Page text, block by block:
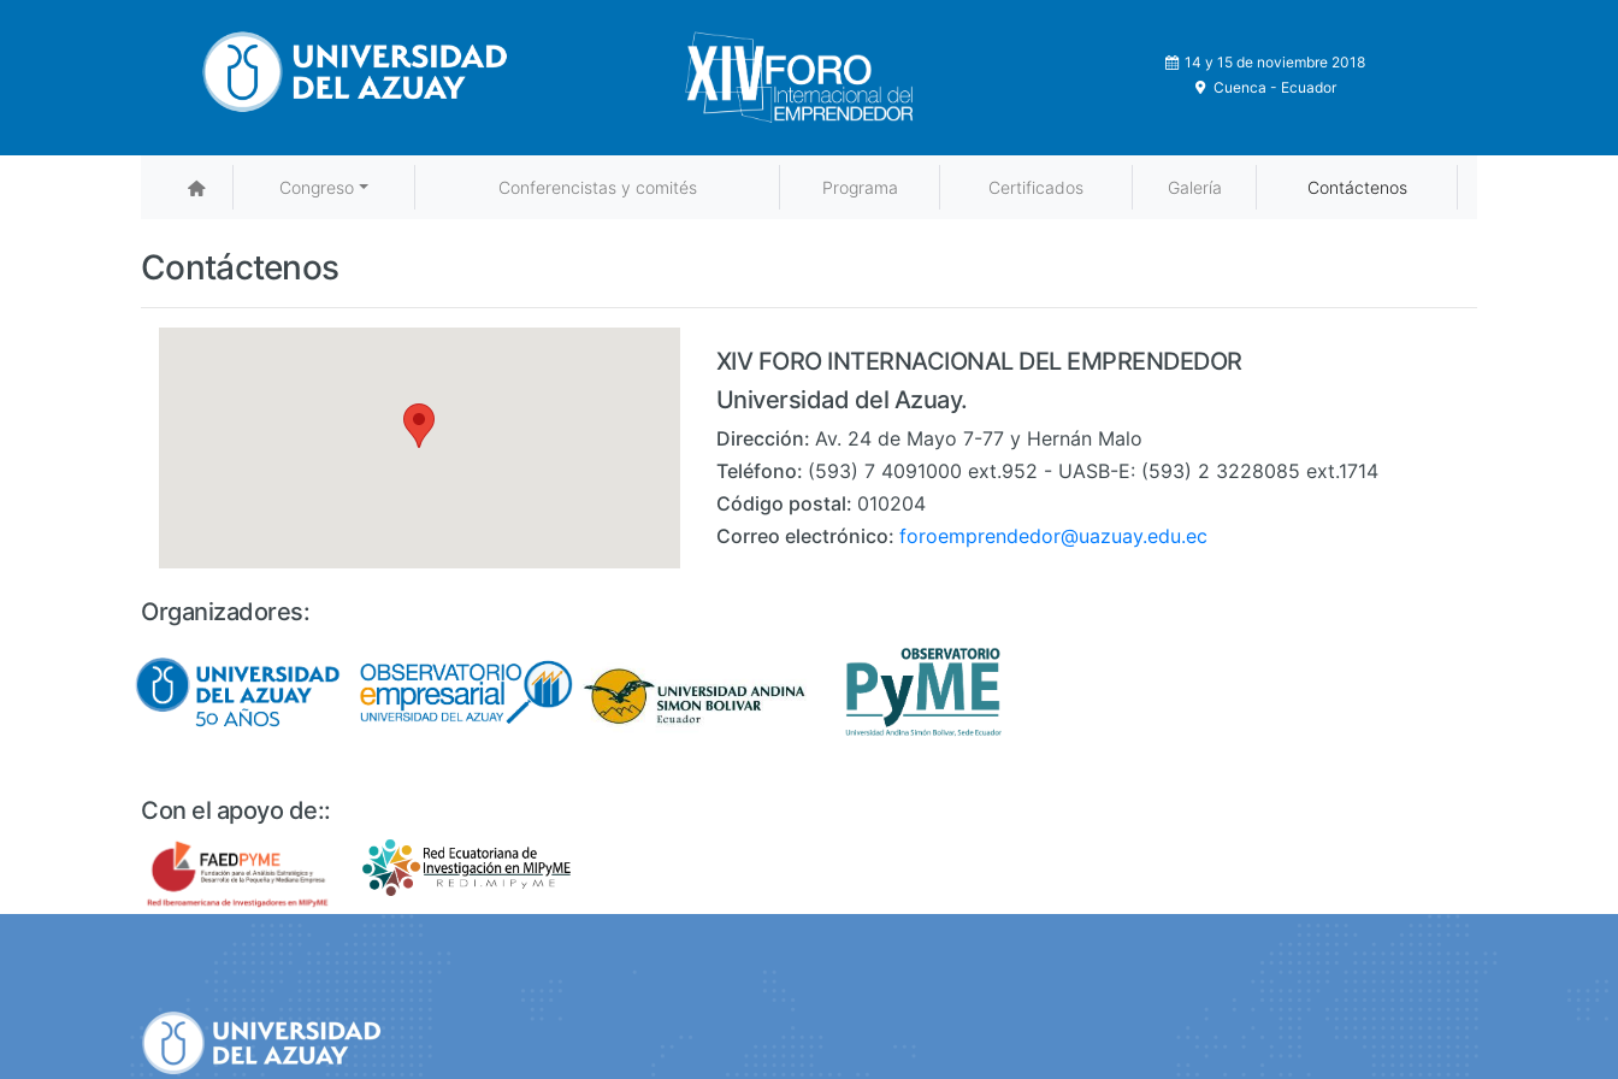
14 y 15 de noviembre 2018
Cuenca - Ecuador
NavegaciónCongreso Conferencistas y comités Programa Certificados Galería Contáctenos
Contáctenos
XIV FORO INTERNACIONAL DEL EMPRENDEDOR
Universidad del Azuay.
Dirección: Av. 24 de Mayo 7-77 y Hernán Malo
Teléfono: (593) 7 4091000 ext.952 - UASB-E: (593) 2 3228085 ext.1714
Código postal: 010204
Correo electrónico: foroemprendedor@uazuay.edu.ec
Organizadores:
Con el apoyo de::